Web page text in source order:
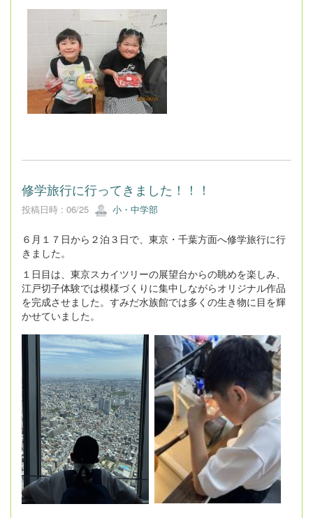
修学旅行に行ってきました！！！
投稿日時 : 06/25 小・中学部
６月１７日から２泊３日で、東京・千葉方面へ修学旅行に行
きました。
１日目は、東京スカイツリーの展望台からの眺めを楽しみ、
江戸切子体験では模様づくりに集中しながらオリジナル作品
を完成させました。すみだ水族館では多くの生き物に目を輝
かせていました。